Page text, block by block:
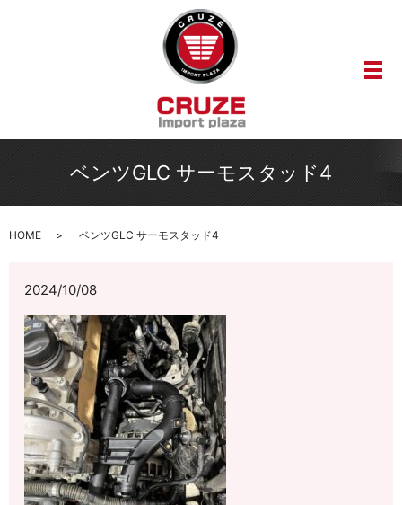
メ
ベンツGLC サーモスタッド4
HOME ベンツGLC サーモスタッド4
2024/10/08